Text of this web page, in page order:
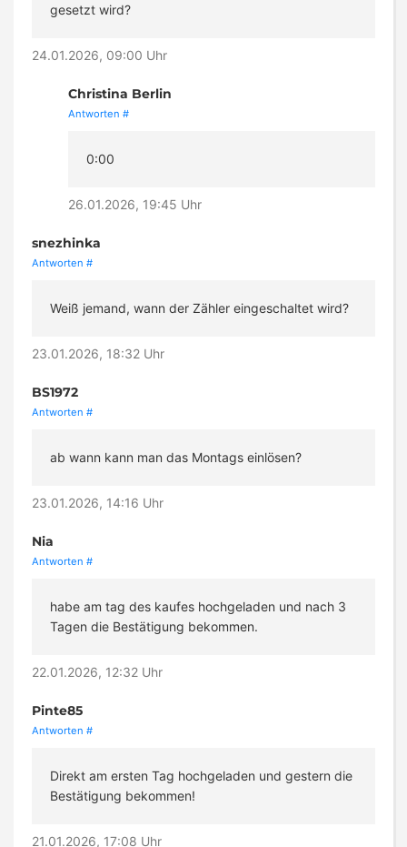
gesetzt wird?
24.01.2026, 09:00 Uhr
Christina Berlin
Antworten #
0:00
26.01.2026, 19:45 Uhr
snezhinka
Antworten #
Weiß jemand, wann der Zähler eingeschaltet wird?
23.01.2026, 18:32 Uhr
BS1972
Antworten #
ab wann kann man das Montags einlösen?
23.01.2026, 14:16 Uhr
Nia
Antworten #
habe am tag des kaufes hochgeladen und nach 3
Tagen die Bestätigung bekommen.
22.01.2026, 12:32 Uhr
Pinte85
Antworten #
Direkt am ersten Tag hochgeladen und gestern die
Bestätigung bekommen!
21.01.2026, 17:08 Uhr